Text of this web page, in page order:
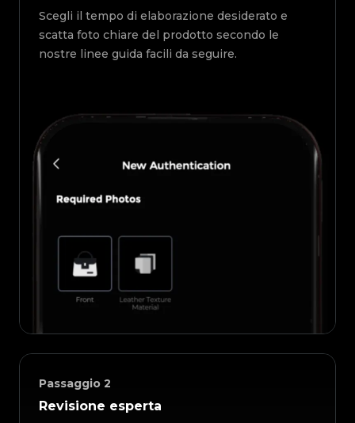
Scegli il tempo di elaborazione desiderato e
scatta foto chiare del prodotto secondo le
nostre linee guida facili da seguire.
Passaggio 2
Revisione esperta